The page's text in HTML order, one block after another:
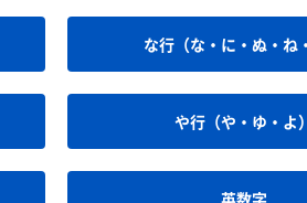
な行（な・に・ぬ・ね
や行（や・ゆ・よ）
英数字